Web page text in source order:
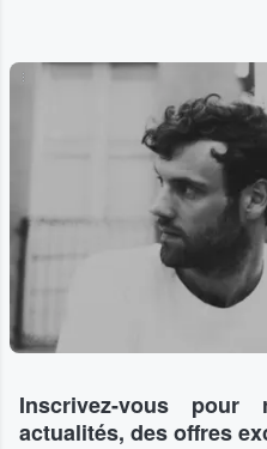
...
Inscrivez-vous pour
actualités, des offres